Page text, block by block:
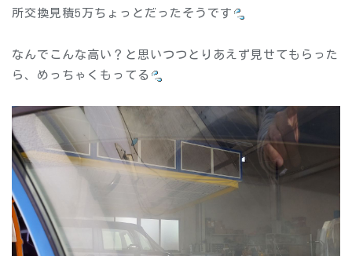
所交換見積5万ちょっとだったそうです
なんでこんな高い？と思いつつとりあえず見せてもらった
ら、めっちゃくもってる